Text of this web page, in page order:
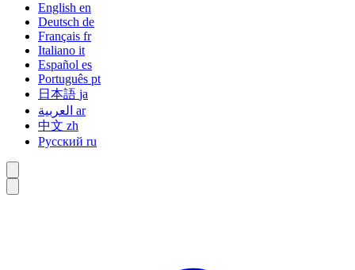
English en
Deutsch de
Français fr
Italiano it
Español es
Português pt
日本語 ja
ar
中文 zh
Русский ru